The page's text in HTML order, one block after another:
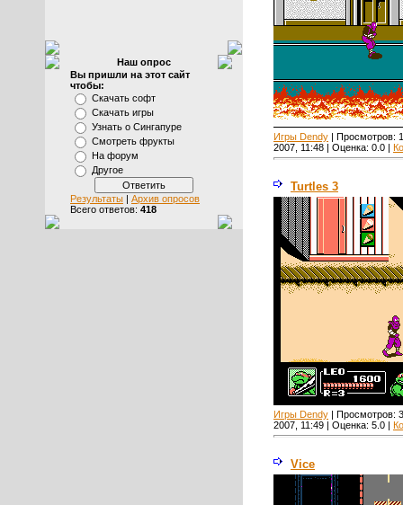
Наш опрос
Вы пришли на этот сайт
чтобы:
Скачать софт
Скачать игры
Узнать о Сингапуре
Смотреть фрукты
На форум
Другое
Результаты | Архив опросов
Всего ответов: 418
Игры Dendy | Просмотров:
2007, 11:48 | Оценка: 0.0 |
Turtles 3
Игры Dendy | Просмотров:
2007, 11:49 | Оценка: 5.0 |
Vice